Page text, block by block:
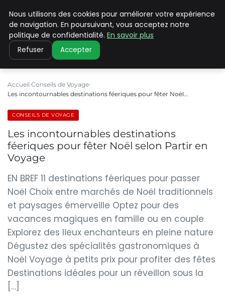
PILAT PATRIMOINES
Accueil Conseils de Voyage
Les incontournables destinations féeriques pour fêter Noël…
CONSEILS DE VOYAGE
Les incontournables destinations
féeriques pour fêter Noël selon Partir en
Voyage
EN BREF 11 destinations féeriques pour passer
Noël Choix entre marchés de Noël traditionnels
et paysages émerveille Optez pour des
vacances magiques en famille ou en couple
Explorez des lieux enchanteurs en pleine nature
Dégustez des spécialités gastronomiques à
Noël Voyage à petits prix pour profiter des fêtes
Destinations idéales pour un réveillon sous la
[…]
Nous utilisons des cookies pour améliorer votre expérience
de navigation. En poursuivant, vous acceptez notre
politique de confidentialité. En savoir plus
Refuser Accepter